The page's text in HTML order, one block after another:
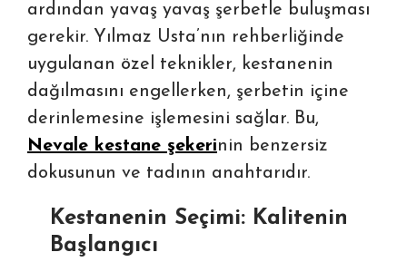
ardından yavaş yavaş şerbetle buluşması
gerekir. Yılmaz Usta’nın rehberliğinde
uygulanan özel teknikler, kestanenin
dağılmasını engellerken, şerbetin içine
derinlemesine işlemesini sağlar. Bu,
Nevale kestane şekerinin benzersiz
dokusunun ve tadının anahtarıdır.
Kestanenin Seçimi: Kalitenin
Başlangıcı